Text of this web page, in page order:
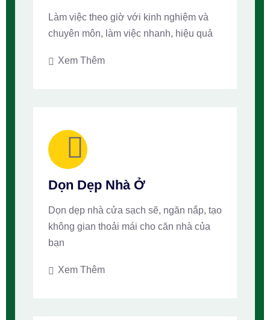
Làm việc theo giờ với kinh nghiệm và
chuyên môn, làm việc nhanh, hiệu quả
Xem Thêm
Dọn Dẹp Nhà Ở
Dọn dẹp nhà cửa sạch sẽ, ngăn nắp, tạo
không gian thoải mái cho căn nhà của
bạn
Xem Thêm